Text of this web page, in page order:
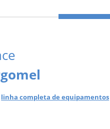
linha completa de equipamentos